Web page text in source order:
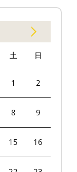
土 日
1 2
8 9
15 16